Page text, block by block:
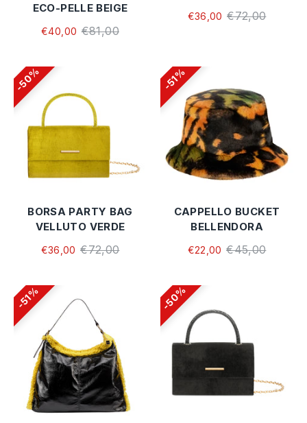
ECO-PELLE BEIGE
€40,00 €81,00
€36,00 €72,00
50%
BORSA PARTY BAG
VELLUTO VERDE
€36,00 €72,00
51%
CAPPELLO BUCKET
BELLENDORA
€22,00 €45,00
51% 50%